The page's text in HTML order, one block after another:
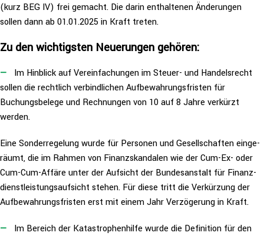
(kurz BEG IV) frei gemacht. Die darin ent­hal­te­nen Ände­run­gen
sollen dann ab 01.01.2025 in Kraft treten.
Zu den wich­tigs­ten Neue­run­gen gehören:
Im Hinblick auf Ver­ein­fa­chun­gen im Steuer- und Han­dels­recht
sollen die rechtlich ver­bind­li­chen Auf­be­wah­rungs­fris­ten für
Buchungs­be­le­ge und Rech­nun­gen von 10 auf 8 Jahre verkürzt
werden.
Eine Son­der­re­ge­lung wurde für Personen und Gesell­schaf­ten ein­ge­
räumt, die im Rahmen von Finanz­skan­da­len wie der Cum-Ex- oder
Cum-Cum-Affäre unter der Aufsicht der Bun­des­an­stalt für Finanz­
dienst­leis­tungs­auf­sicht stehen. Für diese tritt die Ver­kür­zung der
Auf­be­wah­rungs­fris­ten erst mit einem Jahr Ver­zö­ge­rung in Kraft.
Im Bereich der Kata­stro­phen­hil­fe wurde die Defi­ni­ti­on für den